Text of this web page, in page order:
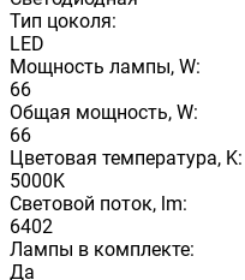
Тип цоколя:
LED
Мощность лампы, W:
66
Общая мощность, W:
66
Цветовая температура, K:
5000K
Световой поток, lm:
6402
Лампы в комплекте:
Да